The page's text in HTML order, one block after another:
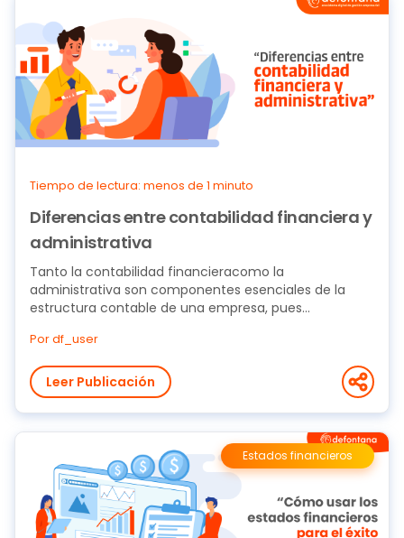
Tiempo de lectura: menos de 1 minuto
Diferencias entre contabilidad financiera y
administrativa
Tanto la contabilidad financieracomo la
administrativa son componentes esenciales de la
estructura contable de una empresa, pues
Por df_user
Leer Publicación
Estados financieros